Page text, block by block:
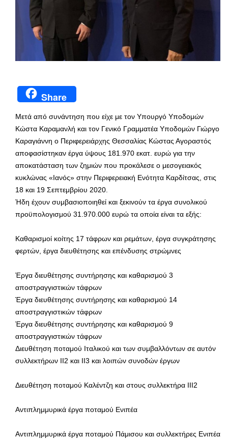
Share
Μετά από συνάντηση που είχε με τον Υπουργό Υποδομών
Κώστα Καραμανλή και τον Γενικό Γραμματέα Υποδομών Γιώργο
Καραγιάννη ο Περιφερειάρχης Θεσσαλίας Κώστας Αγοραστός
αποφασίστηκαν έργα ύψους 181.970 εκατ. ευρώ για την
αποκατάσταση των ζημιών που προκάλεσε ο μεσογειακός
κυκλώνας «Ιανός» στην Περιφερειακή Ενότητα Καρδίτσας, στις
18 και 19 Σεπτεμβρίου 2020.
Ήδη έχουν συμβασιοποιηθεί και ξεκινούν τα έργα συνολικού
προϋπολογισμού 31.970.000 ευρώ τα οποία είναι τα εξής:
Καθαρισμοί κοίτης 17 τάφρων και ρεμάτων, έργα συγκράτησης
φερτών, έργα διευθέτησης και επένδυσης στρώμνες
Έργα διευθέτησης συντήρησης και καθαρισμού 3
αποστραγγιστικών τάφρων
Έργα διευθέτησης συντήρησης και καθαρισμού 14
αποστραγγιστικών τάφρων
Έργα διευθέτησης συντήρησης και καθαρισμού 9
αποστραγγιστικών τάφρων
Διευθέτηση ποταμού Ιταλικού και των συμβαλλόντων σε αυτόν
συλλεκτήρων ΙΙ2 και ΙΙ3 και λοιπών συνοδών έργων
Διευθέτηση ποταμού Καλέντζη και στους συλλεκτήρα ΙΙΙ2
Αντιπλημμυρικά έργα ποταμού Ενιπέα
Αντιπλημμυρικά έργα ποταμού Πάμισου και συλλεκτήρες Ενιπέα